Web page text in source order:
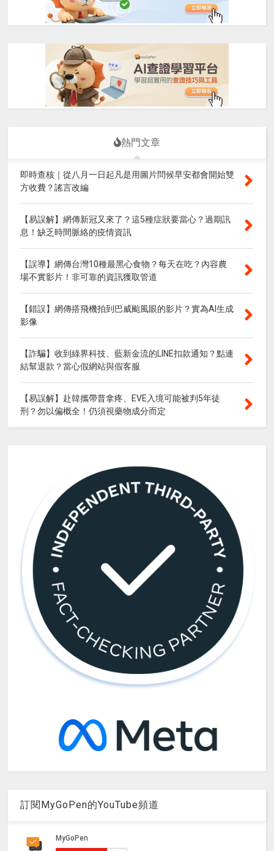
熱門文章
即時查核｜從八月一日起凡是用圖片問候早安都會開始雙
方收費？謠言改編
【易誤解】網傳新冠又來了？這5種症狀要當心？過期訊
息！缺乏時間脈絡的疫情資訊
【誤導】網傳台灣10種最黑心食物？每天在吃？內容農
場不實影片！非可靠的資訊獲取管道
【錯誤】網傳搭飛機拍到巴威颱風眼的影片？實為AI生成
影像
【詐騙】收到綠界科技、藍新金流的LINE扣款通知？點連
結幫退款？當心假網站與假客服
【易誤解】赴韓攜帶普拿疼、EVE入境可能被判5年徒
刑？勿以偏概全！仍須視藥物成分而定
訂閱MyGoPen的YouTube頻道